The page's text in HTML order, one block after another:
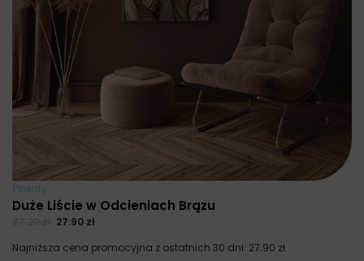
Plakaty
Duże Liście w Odcieniach Brązu
27.90 zł
Najniższa cena promocyjna z ostatnich 30 dni: 27.90 zł.